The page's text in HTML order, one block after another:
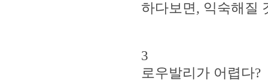
하다보면, 익숙해질
3
로우발리가 어렵다?